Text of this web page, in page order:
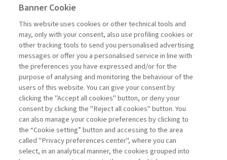
Previous
Sampietro Marco
Project
Management -
III edizione
Banner Cookie
This website uses cookies or other technical tools and
may, only with your consent, also use profiling cookies or
other tracking tools to send you personalised advertising
messages or offer you a personalised service in line with
the preferences you have expressed and/or for the
purpose of analysing and monitoring the behaviour of the
users of this website. You can give your consent by
clicking the "Accept all cookies" button, or deny your
consent by clicking the "Reject all cookies" button. You
can also manage your cookie preferences by clicking to
the “Cookie setting” button and accessing to the area
called "Privacy preferences center", where you can
select, in an analytical manner, the cookies grouped into